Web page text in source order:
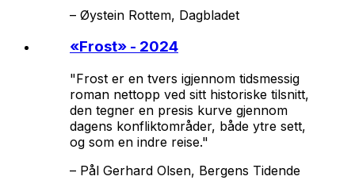
– Øystein Rottem, Dagbladet
«Frost» - 2024
"Frost er en tvers igjennom tidsmessig
roman nettopp ved sitt historiske tilsnitt,
den tegner en presis kurve gjennom
dagens konfliktområder, både ytre sett,
og som en indre reise."
– Pål Gerhard Olsen, Bergens Tidende